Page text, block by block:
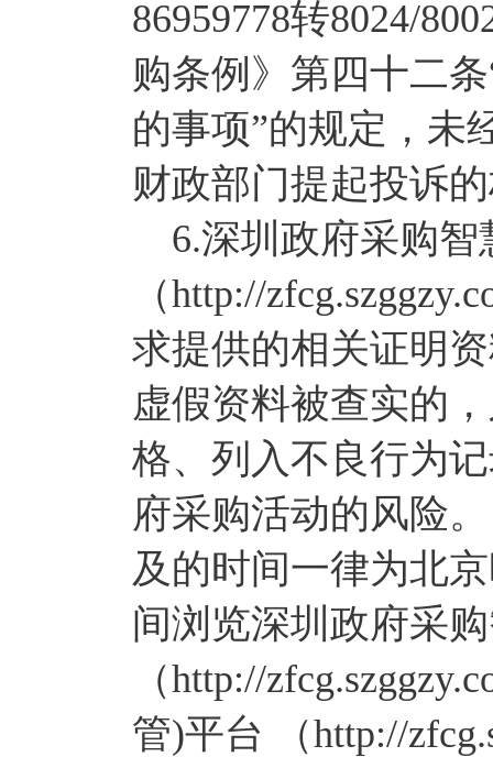
86959778转8024/
购条例》第四十二
的事项”的规定，未
财政部门提起投诉
6.深圳政府采购智
（http://
求提供的相关证明
虚假资料被查实的
格、列入不良行为
府采购活动的风险
及的时间一律为北
间浏览深圳政府采
（http://
管)平台 （http://